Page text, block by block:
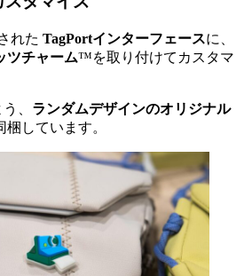
れた TagPortインターフェースに、
ツチャーム™を取り付けてカスタマ
、 ランダムデザインのオリジナル
梱しています。